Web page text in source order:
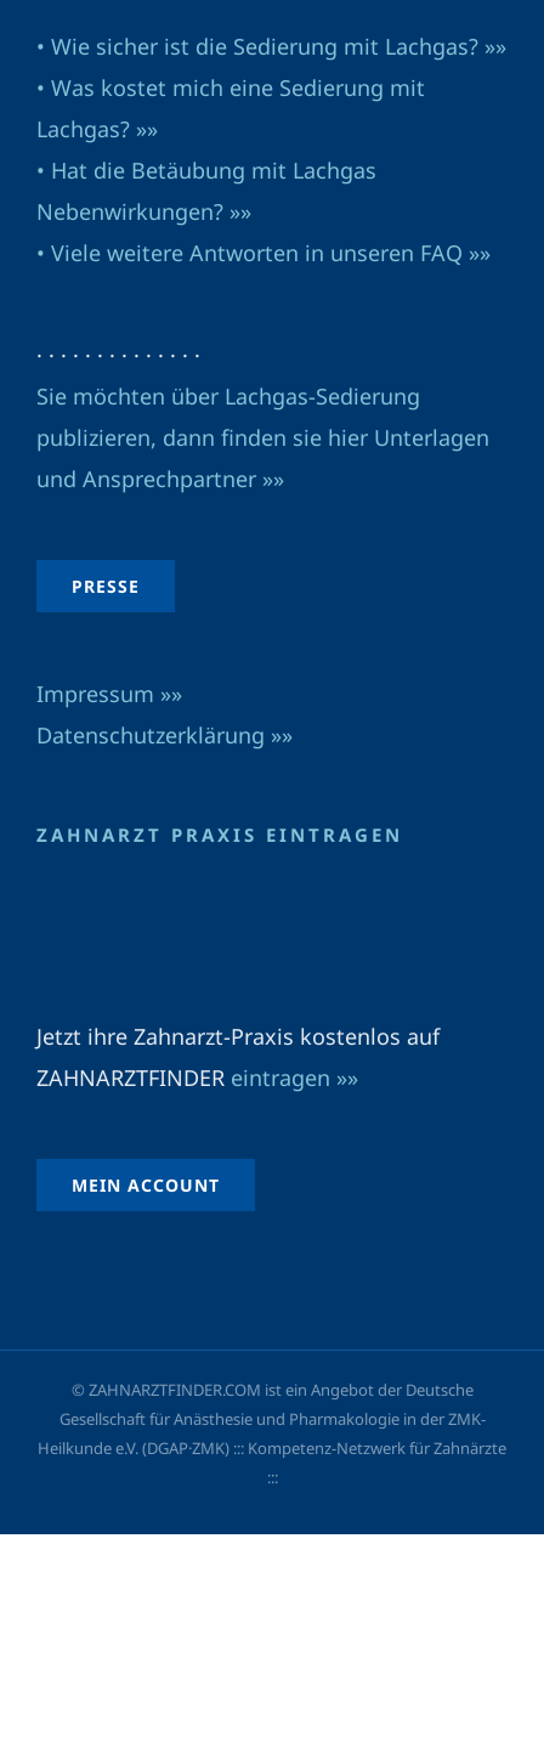
• Wie sicher ist die Sedierung mit Lachgas? »»
• Was kostet mich eine Sedierung mit
Lachgas? »»
• Hat die Betäubung mit Lachgas
Nebenwirkungen? »»
• Viele weitere Antworten in unseren FAQ »»
· · · · · · · · · · · · · ·
Sie möchten über Lachgas-Sedierung
publizieren, dann finden sie hier Unterlagen
und Ansprechpartner »»
PRESSE
Impressum »»
Datenschutzerklärung »»
ZAHNARZT PRAXIS EINTRAGEN
Jetzt ihre Zahnarzt-Praxis kostenlos auf
ZAHNARZTFINDER eintragen »»
MEIN ACCOUNT
© ZAHNARZTFINDER.COM ist ein Angebot der Deutsche
Gesellschaft für Anästhesie und Pharmakologie in der ZMK-
Heilkunde e.V. (DGAP·ZMK) ::: Kompetenz-Netzwerk für Zahnärzte
:::